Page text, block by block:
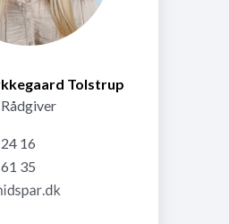
Tolstrup
Rådgiver
16
35